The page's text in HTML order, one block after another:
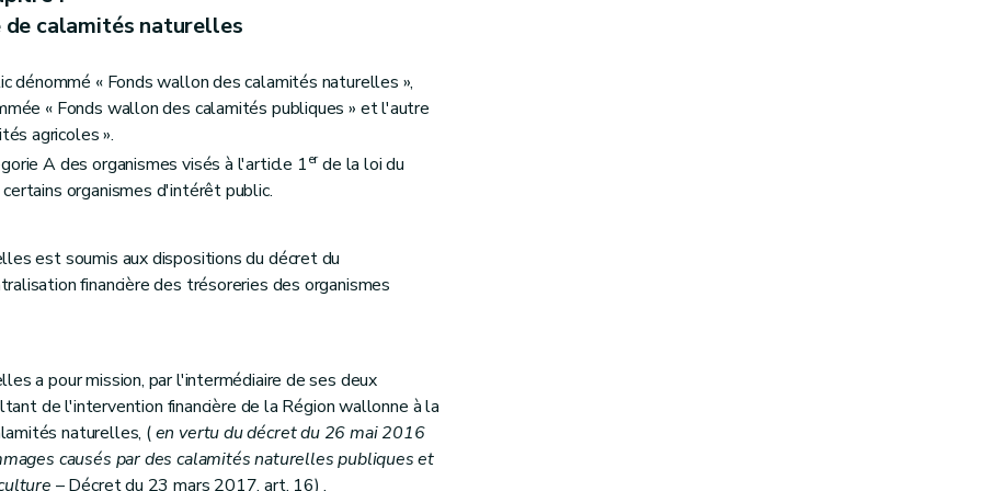
er
Code de l'Environnement contenant le Code de l'Eau
de calamités naturelles
dénommé « Fonds wallon des calamités naturelles »,
« Fonds wallon des calamités publiques » et l'autre
agricoles ».
A des organismes visés à l'article 1erde la loi du
organismes d'intérêt public.
est soumis aux dispositions du décret du
financière des trésoreries des organismes
a pour mission, par l'intermédiaire de ses deux
de l'intervention financière de la Région wallonne à la
naturelles, (en vertu du décret du 26 mai 2016
causés par des calamités naturelles publiques et
– Décret du 23 mars 2017, art. 16) .